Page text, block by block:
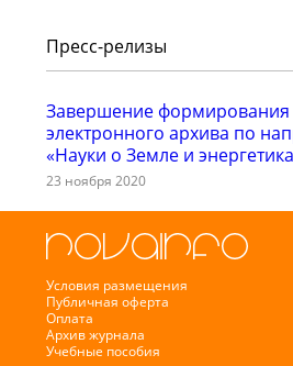
Пресс-релизы
Завершение формирования
электронного архива по
«Науки о Земле и
23 ноября 2020
Условия размещения
Публичная оферта
Оплата
Архив журнала
Учебные пособия